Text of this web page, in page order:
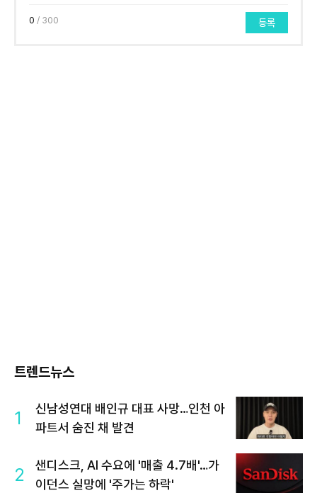
0 / 300 등록
트렌드뉴스
1
신남성연대 배인규 대표 사망…인천 아
파트서 숨진 채 발견
2
샌디스크, AI 수요에 '매출 4.7배'…가
이던스 실망에 '주가는 하락'